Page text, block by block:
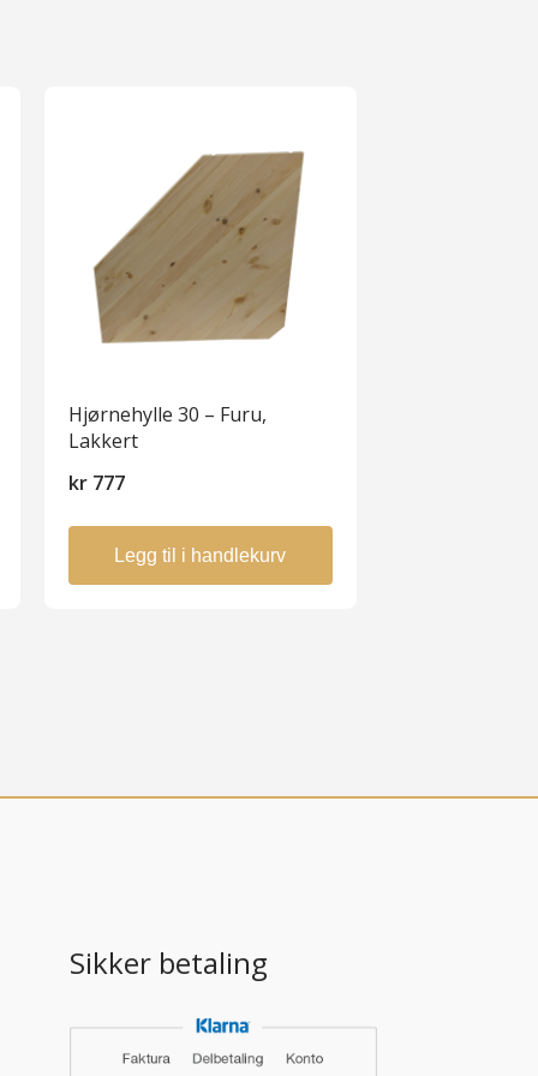
Hjørnehylle 30 – Furu,
Lakkert
kr777
Legg til i handlekurv
Sikker betaling